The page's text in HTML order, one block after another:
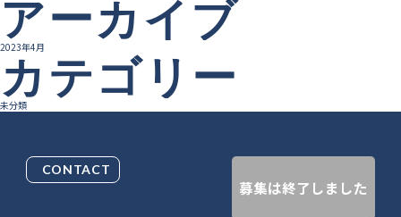
ゲ
ー
シ
ョ
ン
アーカイブ
2023年4月
カテゴリー
未分類
CONTACT
募集は終了しました